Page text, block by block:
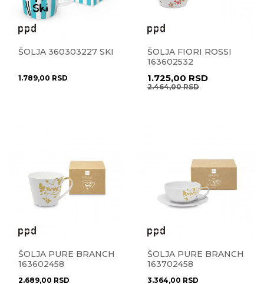
ŠOLJA 360303227 SKI
1.789,00 RSD
ŠOLJA FIORI ROSSI
163602532
1.725,00 RSD
2.464,00RSD
ŠOLJA PURE BRANCH
163602458
2.689,00 RSD
ŠOLJA PURE BRANCH
163702458
3.364,00 RSD